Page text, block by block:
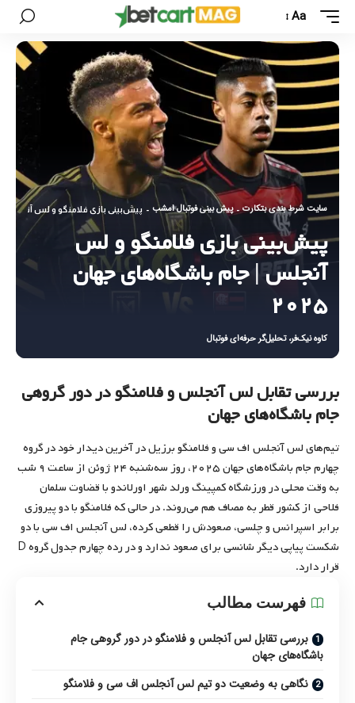
Aa
سایت شرط بندی بتکارت - پیش بینی فوتبال امشب - پیش‌بینی بازی فلامنگو و لس آنجلس |
پیش‌بینی بازی فلامنگو و لس
آنجلس | جام باشگاه‌های جهان
۲۰۲۵
کاوه نیک‌فر، تحلیل‌گر حرفه‌ای فوتبال
بررسی تقابل لس آنجلس و فلامنگو در دور گروهی
جام باشگاه‌های جهان
تیم‌‌های لس آنجلس اف سی و فلامنگو برزیل در آخرین دیدار خود در گروه
چهارم جام باشگاه‌های جهان ۲۰۲۵، روز سه‌شنبه ۲۴ ژوئن از ساعت ۹ شب
به وقت محلی در ورزشگاه کمپینگ ورلد شهر اورلاندو با قضاوت سلمان
فلاحی از کشور قطر به مصاف هم می‌روند. در حالی که فلامنگو با دو پیروزی
برابر اسپرانس و چلسی، صعودش را قطعی کرده، لس آنجلس اف سی با دو
شکست پیاپی دیگر شانسی برای صعود ندارد و در رده چهارم جدول گروه D
قرار دارد.
فهرست مطالب
بررسی تقابل لس آنجلس و فلامنگو در دور گروهی جام
باشگاه‌های جهان
نگاهی به وضعیت دو تیم لس آنجلس اف سی و فلامنگو